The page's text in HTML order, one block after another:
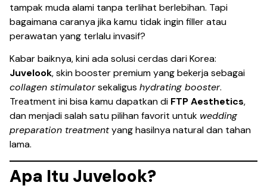
tampak muda alami tanpa terlihat berlebihan. Tapi
bagaimana caranya jika kamu tidak ingin filler atau
perawatan yang terlalu invasif?
Kabar baiknya, kini ada solusi cerdas dari Korea:
Juvelook, skin booster premium yang bekerja sebagai
collagen stimulatorsekaligus hydrating booster.
Treatment ini bisa kamu dapatkan di FTP Aesthetics,
dan menjadi salah satu pilihan favorit untuk wedding
preparation treatmentyang hasilnya natural dan tahan
lama.
Apa Itu Juvelook?